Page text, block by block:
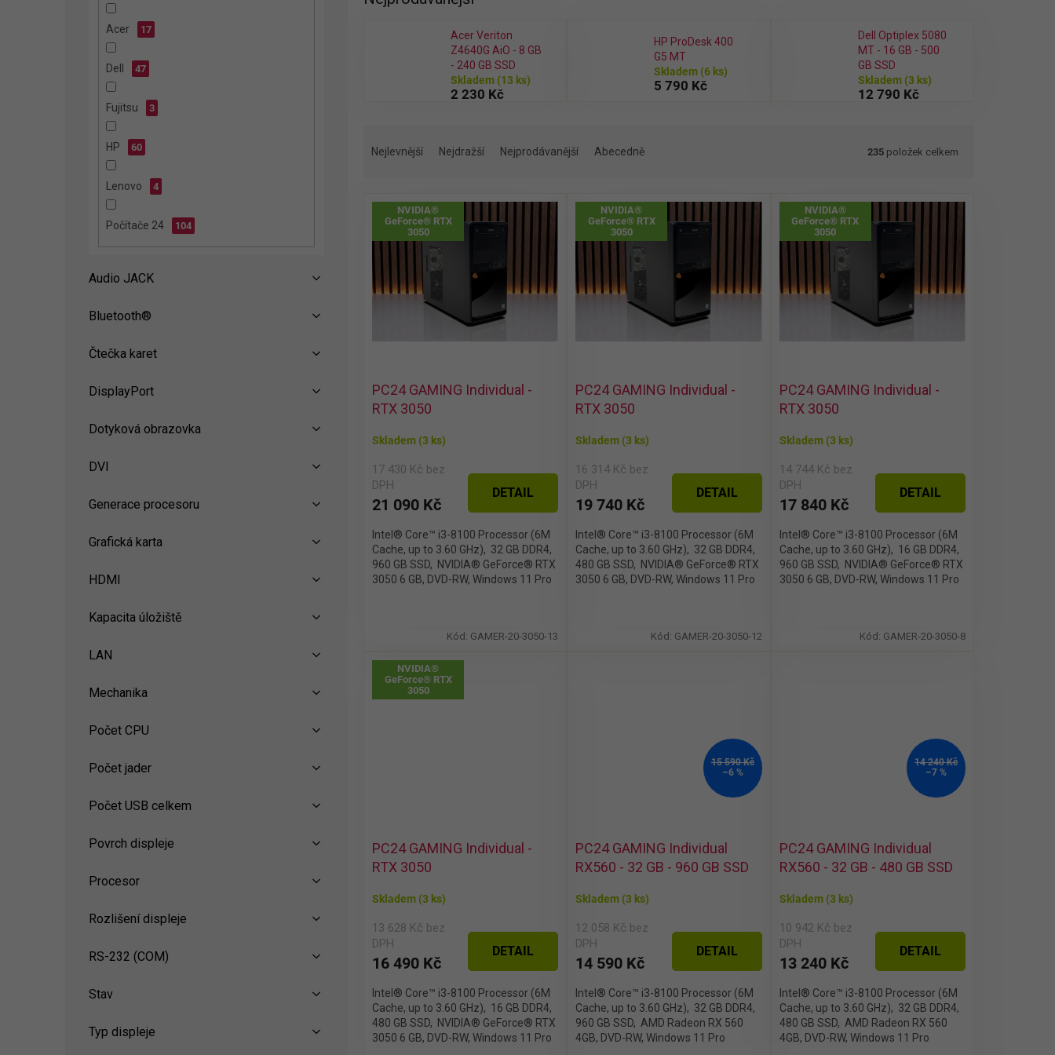
Acer 17
Dell 47
Fujitsu 3
HP 60
Lenovo 4
Počítače 24 104
Audio JACK
Bluetooth®
Čtečka karet
DisplayPort
Dotyková obrazovka
DVI
Generace procesoru
Grafická karta
HDMI
Kapacita úložiště
LAN
Mechanika
Počet CPU
Počet jader
Počet USB celkem
Povrch displeje
Procesor
Rozlišení displeje
RS-232 (COM)
Stav
Typ displeje
Acer Veriton
Z4640G AiO - 8 GB
- 240 GB SSD
Skladem (13 ks)
2 230 Kč
HP ProDesk 400
G5 MT
Skladem (6 ks)
5 790 Kč
Dell Optiplex 5080
MT - 16 GB - 500
GB SSD
Skladem (3 ks)
12 790 Kč
Nejlevnější Nejdražší Nejprodávanější Abecedně 235 položek celkem
V
NVIDIA®
GeForce® RTX
3050
PC24 GAMING Individual -
RTX 3050
Skladem (3 ks)
17 430 Kč bez
DPH
21 090 Kč
DETAIL
Intel® Core™ i3-8100 Processor (6M
Cache, up to 3.60 GHz), 32 GB DDR4,
960 GB SSD, NVIDIA® GeForce® RTX
3050 6 GB, DVD-RW, Windows 11 Pro
Kód: GAMER-20-3050-13
NVIDIA®
GeForce® RTX
3050
PC24 GAMING Individual -
RTX 3050
Skladem (3 ks)
16 314 Kč bez
DPH
19 740 Kč
DETAIL
Intel® Core™ i3-8100 Processor (6M
Cache, up to 3.60 GHz), 32 GB DDR4,
480 GB SSD, NVIDIA® GeForce® RTX
3050 6 GB, DVD-RW, Windows 11 Pro
Kód: GAMER-20-3050-12
NVIDIA®
GeForce® RTX
3050
PC24 GAMING Individual -
RTX 3050
Skladem (3 ks)
14 744 Kč bez
DPH
17 840 Kč
DETAIL
Intel® Core™ i3-8100 Processor (6M
Cache, up to 3.60 GHz), 16 GB DDR4,
960 GB SSD, NVIDIA® GeForce® RTX
3050 6 GB, DVD-RW, Windows 11 Pro
Kód: GAMER-20-3050-8
NVIDIA®
GeForce® RTX
3050
PC24 GAMING Individual -
RTX 3050
Skladem (3 ks)
13 628 Kč bez
DPH
16 490 Kč
DETAIL
Intel® Core™ i3-8100 Processor (6M
Cache, up to 3.60 GHz), 16 GB DDR4,
480 GB SSD, NVIDIA® GeForce® RTX
3050 6 GB, DVD-RW, Windows 11 Pro
15 590 Kč
–6 %
PC24 GAMING Individual
RX560 - 32 GB - 960 GB SSD
Skladem (3 ks)
12 058 Kč bez
DPH
14 590 Kč
DETAIL
Intel® Core™ i3-8100 Processor (6M
Cache, up to 3.60 GHz), 32 GB DDR4,
960 GB SSD, AMD Radeon RX 560
4GB, DVD-RW, Windows 11 Pro
14 240 Kč
–7 %
PC24 GAMING Individual
RX560 - 32 GB - 480 GB SSD
Skladem (3 ks)
10 942 Kč bez
DPH
13 240 Kč
DETAIL
Intel® Core™ i3-8100 Processor (6M
Cache, up to 3.60 GHz), 32 GB DDR4,
480 GB SSD, AMD Radeon RX 560
4GB, DVD-RW, Windows 11 Pro